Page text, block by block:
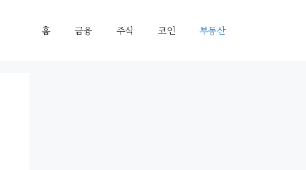
홈 금융 주식 코인 부동산